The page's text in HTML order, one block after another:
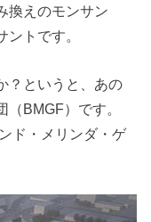
換えのモンサン
ントです。
？というと、あの
BMGF）です。
ド・メリンダ・ゲ